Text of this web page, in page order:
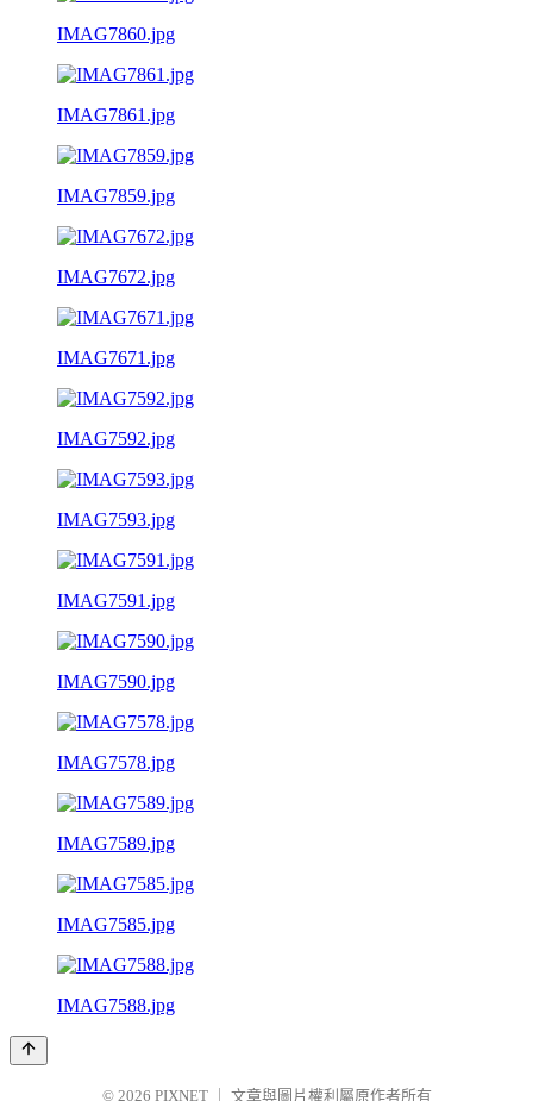
IMAG7860.jpg
IMAG7861.jpg
IMAG7859.jpg
IMAG7672.jpg
IMAG7671.jpg
IMAG7592.jpg
IMAG7593.jpg
IMAG7591.jpg
IMAG7590.jpg
IMAG7578.jpg
IMAG7589.jpg
IMAG7585.jpg
IMAG7588.jpg
© 2026 PIXNET 文章與圖片權利屬原作者所有